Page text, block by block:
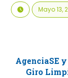
Mayo 13,
AgenciaSE
Giro